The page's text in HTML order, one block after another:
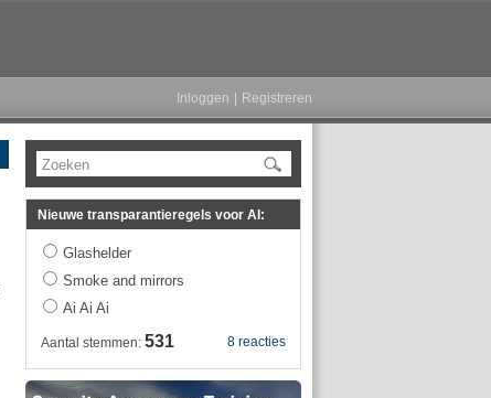
Inloggen Registreren
Zoeken
Nieuwe transparantieregels voor AI:
Glashelder
Smoke and mirrors
Ai Ai Ai
8 reacties
Aantal stemmen: 531